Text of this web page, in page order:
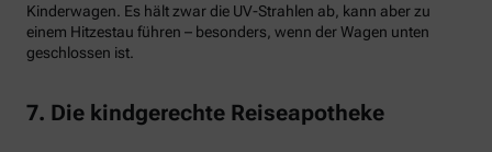
Kinderwagen. Es hält zwar die UV-Strahlen ab, kann aber zu
einem Hitzestau führen – besonders, wenn der Wagen unten
geschlossen ist.
7. Die kindgerechte Reiseapotheke